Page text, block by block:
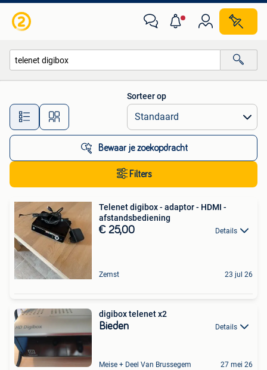
Alle afstanden…
Sorteer op
Bewaar je zoekopdracht
Filters
Telenet digibox - adaptor - HDMI -
afstandsbediening
€ 25,00 Details
Zemst 23 jul 26
digibox telenet x2
Bieden Details
Meise + Deel Van Brussegem 27 mei 26